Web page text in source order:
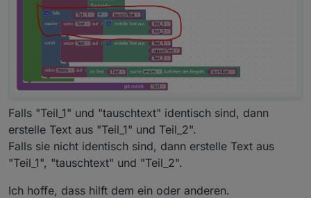
Falls "Teil_1" und "tauschtext" identisch sind, dann
erstelle Text aus "Teil_1" und Teil_2".
Falls sie nicht identisch sind, dann erstelle Text aus
"Teil_1", "tauschtext" und "Teil_2".
Ich hoffe, dass hilft dem ein oder anderen.